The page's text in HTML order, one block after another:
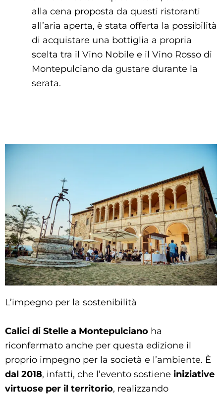
alla cena proposta da questi ristoranti
all’aria aperta, è stata offerta la possibilità
di acquistare una bottiglia a propria
scelta tra il Vino Nobile e il Vino Rosso di
Montepulciano da gustare durante la
serata.
L’impegno per la sostenibilità
Calici di Stelle a Montepulciano ha
riconfermato anche per questa edizione il
proprio impegno per la società e l’ambiente. È
dal 2018, infatti, che l’evento sostiene iniziative
virtuose per il territorio, realizzando